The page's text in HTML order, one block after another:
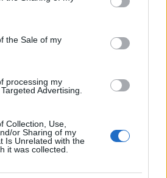
Google and its third-party tags to
specified purposes in below Google
the Sale of my
processing my
Advertising.
Collection, Use,
or Sharing of my
Is Unrelated with the
it was collected.
Gárdát – elnyomó
a rezsim ellen
követelték, hogy a
képviseljék. Egyesek
„Oroszlán és Nap” zászló